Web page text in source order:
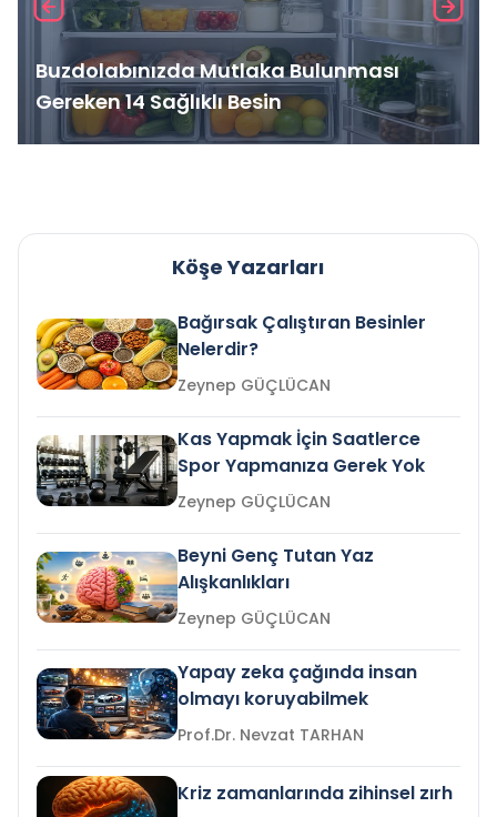
Buzdolabınızda Mutlaka Bulunması
Gereken 14 Sağlıklı Besin
Köşe Yazarları
Bağırsak Çalıştıran Besinler
Nelerdir?
Zeynep GÜÇLÜCAN
Kas Yapmak İçin Saatlerce
Spor Yapmanıza Gerek Yok
Zeynep GÜÇLÜCAN
Beyni Genç Tutan Yaz
Alışkanlıkları
Zeynep GÜÇLÜCAN
Yapay zeka çağında insan
olmayı koruyabilmek
Prof.Dr. Nevzat TARHAN
Kriz zamanlarında zihinsel zırh